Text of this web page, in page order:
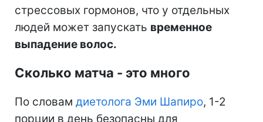
стрессовых гормонов, что у отдельных
людей может запускать временное
выпадение волос.
Сколько матча - это много
По словам диетолога Эми Шапиро, 1-2
порции в день безопасны для